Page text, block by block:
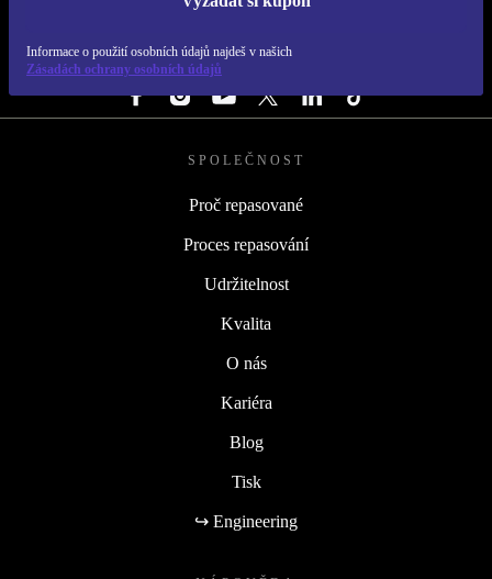
Informace o použití osobních údajů najdeš v našich
Zásadách ochrany osobních údajů
REFURBED ČESKO - RETHINK NEW.
SLEDUJ NÁS
SPOLEČNOST
Proč repasované
Proces repasování
Udržitelnost
Kvalita
O nás
Kariéra
Blog
Tisk
↪ Engineering